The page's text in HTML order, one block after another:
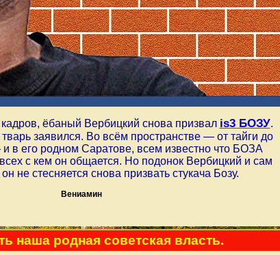
ёбаный Вербицкий снова призвал is3 БОЗУ.
тварь заявился. Во всём пространстве — от тайги до
в его родном Саратове, всем известно что БОЗА
с кем он общается. Но подонок Вербицкий и сам
не стесняется снова призвать стукача Бозу.
Вениамин
наша родная советская власть.